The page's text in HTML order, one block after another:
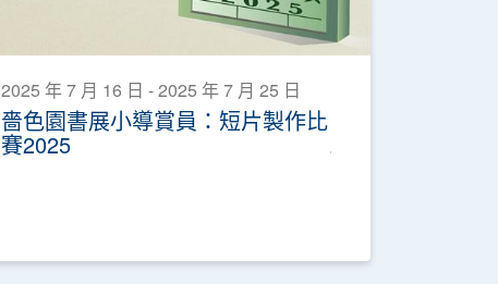
2025 年 7 月 16 日 - 2025 年 7 月 25 日
嗇色園書展小導賞員：短片製作比
賽2025